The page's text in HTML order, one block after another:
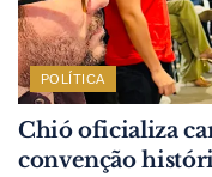
POLÍTICA
Chió oficializa
convenção